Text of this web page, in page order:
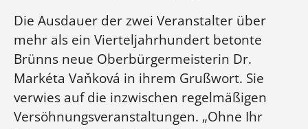
Die Ausdauer der zwei Veranstalter über
mehr als ein Vierteljahrhundert betonte
Brünns neue Oberbürgermeisterin Dr.
Markéta Vaňková in ihrem Grußwort. Sie
verwies auf die inzwischen regelmäßigen
Versöhnungsveranstaltungen. „Ohne Ihr